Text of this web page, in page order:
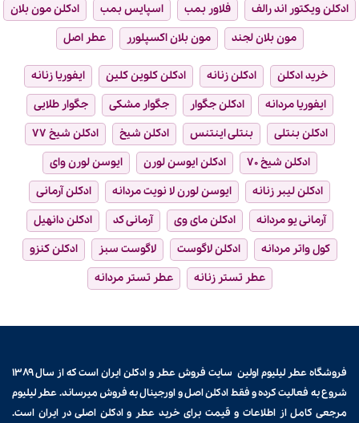
ادکلن ویکتور اند رالف
فلاور بمب اسپایس بمب
ادکلن مون بلان
مون بلان لجند
مون بلان اکسپلورر عطر اصل
خرید ادکلن ادکلن زنانه ادکلن کلوین کلین
ایفوریا زنانه
ایفوریا مردانه
ادکلن جگوار جگوار مشکی
جگوار طلایی
ادکلن بنتلی
بنتلی اینتنس ادکلن شیخ
ادکلن شیخ ۷۷
ادکلن شیخ ۷۰
ادکلن ایوسن لورن
ایوسن لورن وای
ادکلن لیبر زنانه
ایوسن لورن لا نویت مردانه
ادکلن آرمانی
آرمانی یو مردانه
ادکلن مای وی آرمانی کد
ادکلن دانهیل
کول واتر مردانه
ادکلن لاگوست لاگوست سبز
ادکلن کنزو
عطر تستر زنانه
عطر تستر مردانه
فروشگاه عطر لیلیوم اولین سایت فروشعطر و ادکلن
ایران است که از سال ۱۳۸۹
شروع به فعالیت کرده و فقط ادکلن اصل و اورجینال به فروش میرساند. عطر لیلیوم
مرجعی کامل از اطلاعات و قیمت برایخرید عطر و ادکلن اصلی در ایران است.